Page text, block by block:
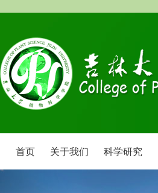
首页 关于我们 科学研究